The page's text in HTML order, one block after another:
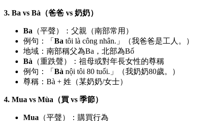
3. Ba vs Bà（爸爸 vs 奶奶）
Ba （平聲）：父親（南部常用）
例句：「 Ba tôi là công nhân.」（我爸爸是工人。）
地域：南部稱父為Ba，北部為Bố
Bà （重跌聲）：祖母或對年長女性的尊稱
例句：「 Bà nội tôi 80 tuổi.」（我奶奶80歲。）
尊稱：Bà + 姓（某奶奶/女士）
4. Mua vs Mùa（買 vs 季節）
Mua （平聲）：購買行為